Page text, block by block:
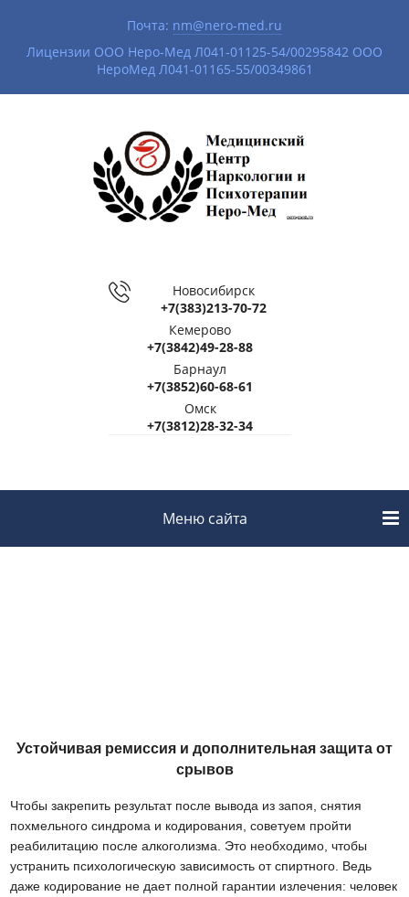
Почта: nm@nero-med.ru
Лицензии ООО Неро-Мед Л041-01125-54/00295842 ООО
НероМед Л041-01165-55/00349861
Новосибирск
+7(383)213-70-72
Кемерово
+7(3842)49-28-88
Барнаул
+7(3852)60-68-61
Омск
+7(3812)28-32-34
Меню сайта
Устойчивая ремиссия и дополнительная защита от
срывов
Чтобы закрепить результат после вывода из запоя, снятия
похмельного синдрома и кодирования, советуем пройти
реабилитацию после алкоголизма. Это необходимо, чтобы
устранить психологическую зависимость от спиртного. Ведь
даже кодирование не дает полной гарантии излечения: человек